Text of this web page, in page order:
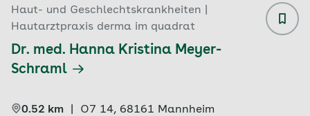
Haut- und Geschlechtskrankheiten |
Hautarztpraxis derma im quadrat
Dr. med. Hanna Kristina Meyer-
Schraml
0.52 km O7 14, 68161 Mannheim